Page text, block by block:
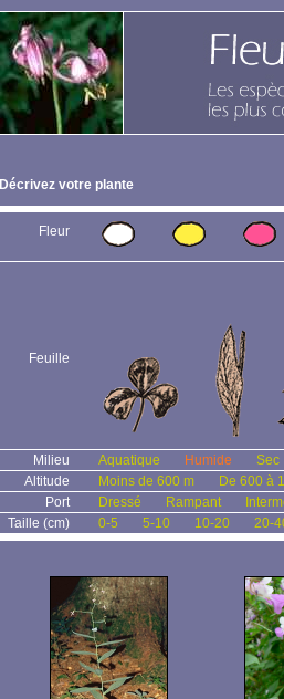
Décrivez votre plante
Fleur
Feuille
Milieu Aquatique Humide
Sec
Altitude
Moins de 600 m
De 600 à
Port
Dressé Rampant
Taille (cm)
0-5 5-10 10-20 20-